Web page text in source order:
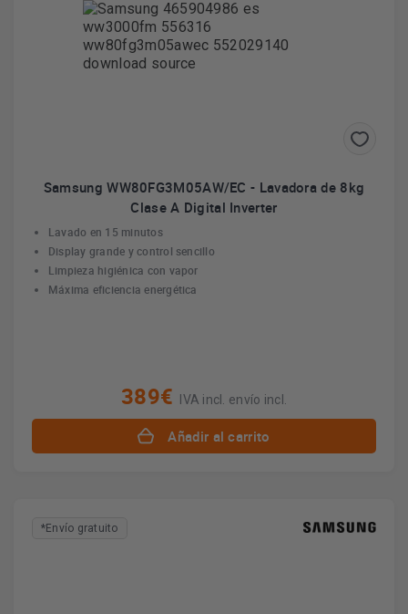
Samsung WW80FG3M05AW/EC - Lavadora de 8kg
Clase A Digital Inverter
Lavado en 15 minutos
Display grande y control sencillo
Limpieza higiénica con vapor
Máxima eficiencia energética
389€ IVA incl. envío incl.
Añadir al carrito
*Envío gratuito